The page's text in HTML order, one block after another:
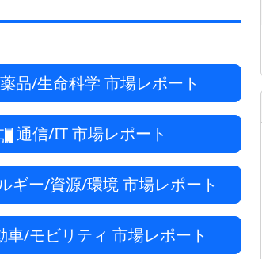
品/生命科学 市場レポート
通信/IT市場レポート
ギー/資源/環境市場レポート
車/モビリティ 市場レポート